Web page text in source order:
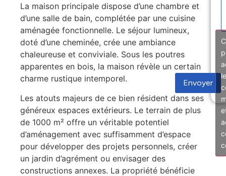
La maison principale dispose d’une chambre et
d’une salle de bain, complétée par une cuisine
aménagée fonctionnelle. Le séjour lumineux,
doté d’une cheminée, crée une ambiance
chaleureuse et conviviale. Sous les poutres
apparentes en bois, la maison révèle un certain
charme rustique intemporel.
Les atouts majeurs de ce bien résident dans ses
généreux espaces extérieurs. Le terrain de plus
de 1000 m² offre un véritable potentiel
d’aménagement avec suffisamment d’espace
pour développer des projets personnels, créer
un jardin d’agrément ou envisager des
constructions annexes. La propriété bénéficie
Envoyer